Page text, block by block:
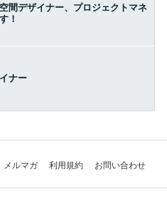
間デザイナー、プロジェクトマネ
！
ナー
メルマガ 利用規約 お問い合わせ